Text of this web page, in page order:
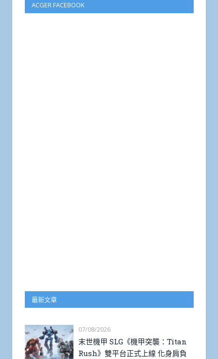
ACGER FACEBOOK
最新文章
07/08/2026
末世機甲 SLG《機甲突襲：Titan
Rush》雙平台正式上線 化身肩負